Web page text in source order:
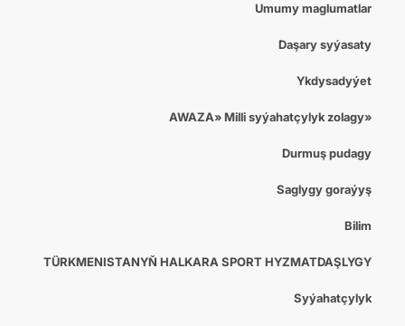
Umumy maglumatlar
Daşary syýasaty
Ykdysadyýet
«AWAZA» Milli syýahatçylyk zolagy
Durmuş pudagy
Saglygy goraýyş
Bilim
TÜRKMENISTANYŇ HALKARA SPORT HYZMATDAŞLYGY
Syýahatçylyk